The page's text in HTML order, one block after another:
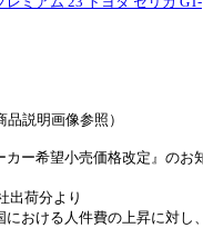
説明画像参照）
ー希望小売価格改定』のお
出荷分より
における人件費の上昇に対し